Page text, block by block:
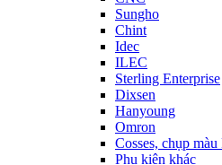
Sungho
Chint
Idec
ILEC
Sterling Enterprise
Dixsen
Hanyoung
Omron
Cosses, chụp
Phụ kiện khác